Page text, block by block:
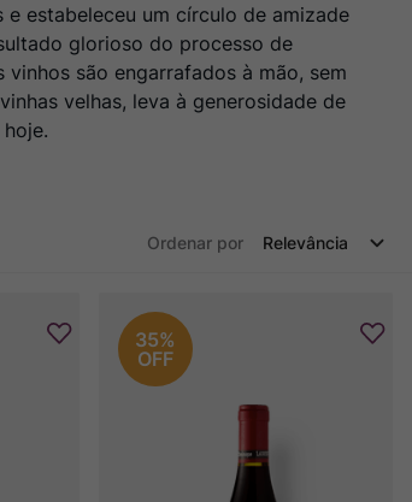
estabeleceu um círculo de amizade
glorioso do processo de
são engarrafados à mão, sem
velhas, leva à generosidade de
Ordenar por Relevância
35%
OFF